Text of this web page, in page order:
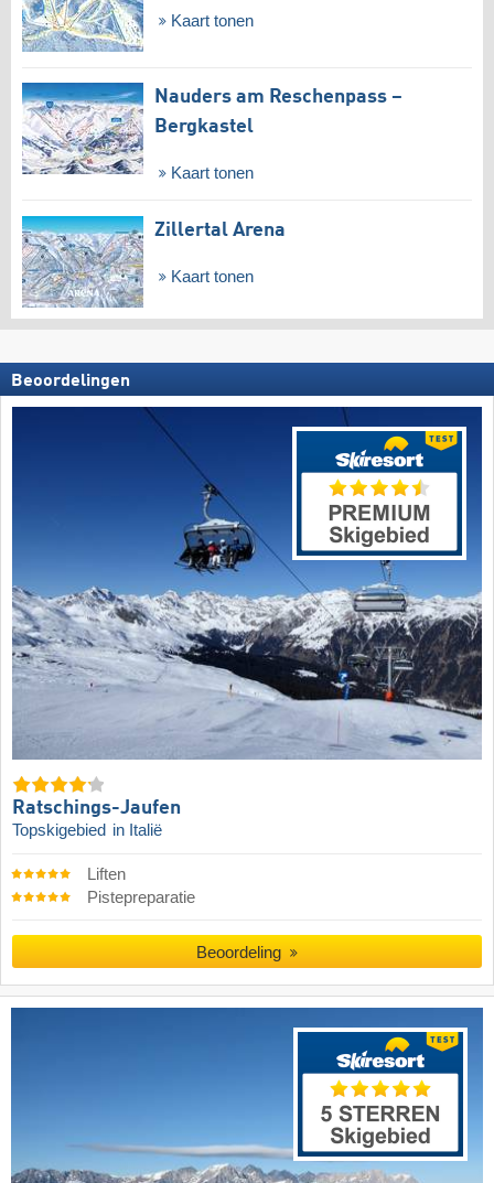
Kaart tonen
Nauders am Reschenpass –
Bergkastel
Kaart tonen
Zillertal Arena
Kaart tonen
Beoordelingen
Ratschings-Jaufen
Topskigebied in Italië
Liften
Pistepreparatie
Beoordeling